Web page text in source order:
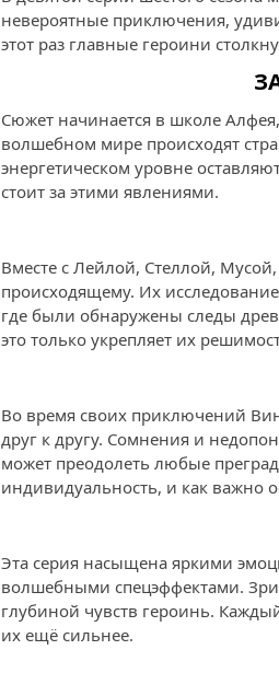
невероятные приключения,
этот раз главные героини
Сюжет начинается в школе
волшебном мире происходят
энергетическом уровне
стоит за этими явлениями.
Вместе с Лейлой, Стеллой,
происходящему. Их
где были обнаружены следы
это только укрепляет их
Во время своих приключений
друг к другу. Сомнения и
может преодолеть любые
индивидуальность, и как важно
Эта серия насыщена яркими
волшебными спецэффектами.
глубиной чувств героинь.
их ещё сильнее.